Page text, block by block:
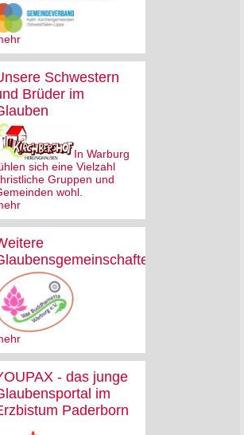
Schwestern
Brüder im
In Warburg
sich eine Vielzahl
Gruppen und
wohl.
- das junge
im
Paderborn